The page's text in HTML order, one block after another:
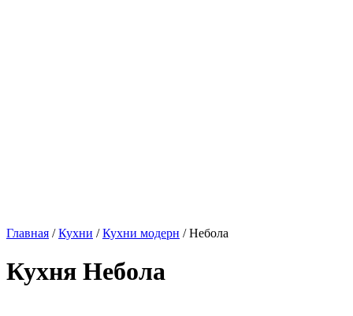
Главная /Кухни /Кухни модерн / Небола
Кухня Небола